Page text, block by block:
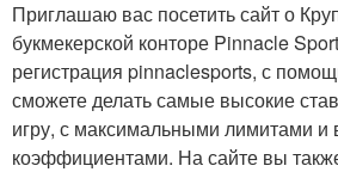
Приглашаю вас посетить сайт о
букмекерской конторе Pinnacle
регистрация pinnaclesports, с
сможете делать самые высокие
игру, с максимальными лимитами и
коэффициентами. На сайте вы